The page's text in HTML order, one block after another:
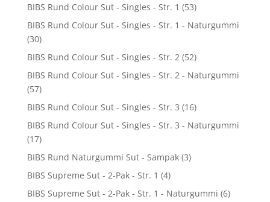
BIBS Rund Colour Sut - Singles - Str. 1 (53)
BIBS Rund Colour Sut - Singles - Str. 1 - Naturgummi
(30)
BIBS Rund Colour Sut - Singles - Str. 2 (52)
BIBS Rund Colour Sut - Singles - Str. 2 - Naturgummi
(57)
BIBS Rund Colour Sut - Singles - Str. 3 (16)
BIBS Rund Colour Sut - Singles - Str. 3 - Naturgummi
(17)
BIBS Rund Naturgummi Sut - Sampak (3)
BIBS Supreme Sut - 2-Pak - Str. 1 (4)
BIBS Supreme Sut - 2-Pak - Str. 1 - Naturgummi (6)